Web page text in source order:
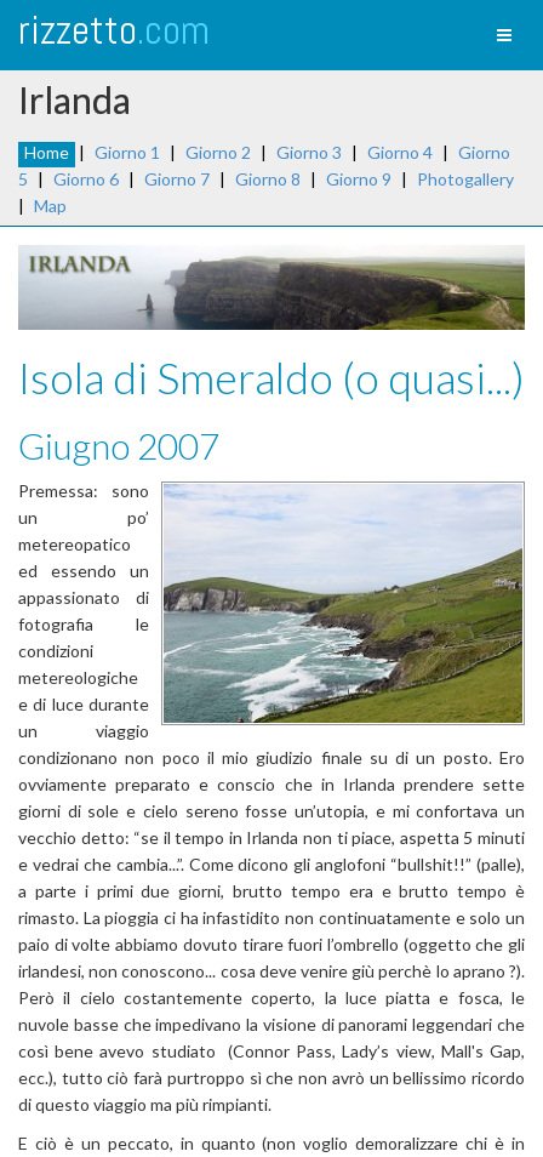
rizzetto.com
Irlanda
Home | Giorno 1 | Giorno 2 | Giorno 3 | Giorno 4 | Giorno
5 | Giorno 6 | Giorno 7 | Giorno 8 | Giorno 9 |
Photogallery
| Map
Isola di Smeraldo (o quasi...)
Giugno 2007
Premessa: sono
un po’
metereopatico
ed essendo un
appassionato di
fotografia le
condizioni
metereologiche
e di luce durante
un viaggio
condizionano non poco il mio giudizio finale su di un posto. Ero
ovviamente preparato e conscio che in Irlanda prendere sette
giorni di sole e cielo sereno fosse un’utopia, e mi confortava un
vecchio detto: “se il tempo in Irlanda non ti piace, aspetta 5 minuti
e vedrai che cambia...”. Come dicono gli anglofoni “bullshit!!” (palle),
a parte i primi due giorni, brutto tempo era e brutto tempo è
rimasto. La pioggia ci ha infastidito non continuatamente e solo un
paio di volte abbiamo dovuto tirare fuori l’ombrello (oggetto che gli
irlandesi, non conoscono... cosa deve venire giù perchè lo aprano ?).
Però il cielo costantemente coperto, la luce piatta e fosca, le
nuvole basse che impedivano la visione di panorami leggendari che
così bene avevo studiato (Connor Pass, Lady’s view, Mall's Gap,
ecc.), tutto ciò farà purtroppo sì che non avrò un bellissimo ricordo
di questo viaggio ma più rimpianti.
E ciò è un peccato, in quanto (non voglio demoralizzare chi è in